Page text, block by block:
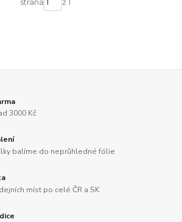
strana z 1
3000 Kč
balíme do neprůhledné fólie
míst po celé ČR a SK